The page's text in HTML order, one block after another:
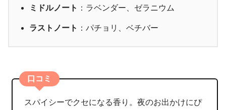
ミドルノート ：ラベンダー、ゼラニウム
ラストノート ：パチョリ、ベチバー
口コミ
スパイシーでクセになる香り。夜のお出かけにぴ